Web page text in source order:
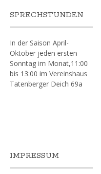
SPRECHSTUNDEN
In der Saison April-
Oktober jeden ersten
Sonntag im Monat,11:00
bis 13:00 im Vereinshaus
Tatenberger Deich 69a
IMPRESSUM